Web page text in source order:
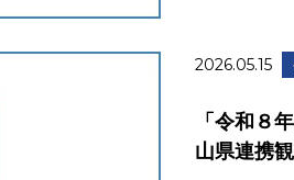
2026.05.15
「令和８
山県連携